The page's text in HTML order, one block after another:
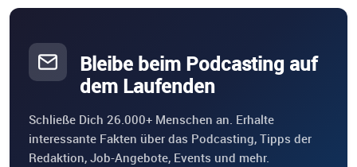
Bleibe beim Podcasting auf
dem Laufenden
Schließe Dich 26.000+ Menschen an. Erhalte
interessante Fakten über das Podcasting, Tipps der
Redaktion, Job-Angebote, Events und mehr.